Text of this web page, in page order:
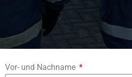
Vor- und Nachname